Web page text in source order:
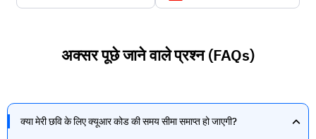
अक्सर पूछे जाने वाले प्रश्न (FAQs)
क्या मेरी छवि के लिए क्यूआर कोड की समय सीमा समाप्त हो जाएगी?